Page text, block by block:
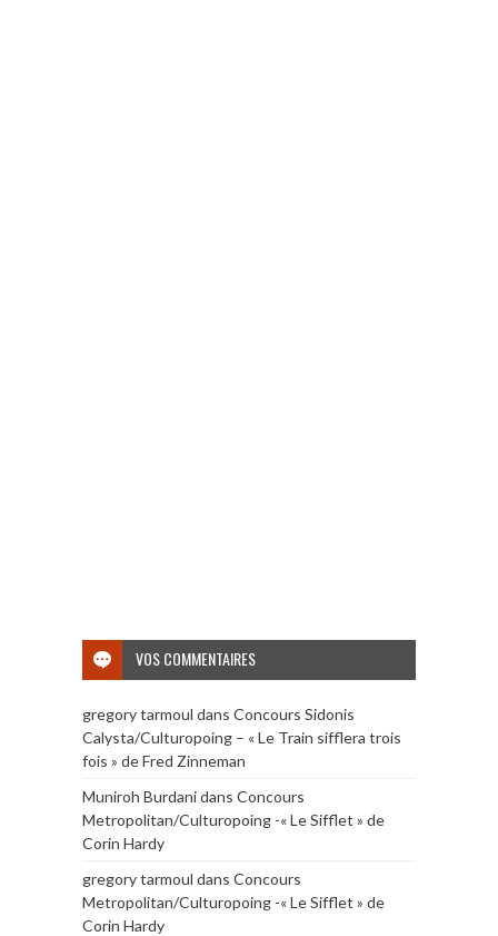
VOS COMMENTAIRES
gregory tarmoul dans Concours Sidonis
Calysta/Culturopoing – « Le Train sifflera trois
fois » de Fred Zinneman
Muniroh Burdanidans Concours
Metropolitan/Culturopoing -« Le Sifflet » de
Corin Hardy
gregory tarmoul dans Concours
Metropolitan/Culturopoing -« Le Sifflet » de
Corin Hardy